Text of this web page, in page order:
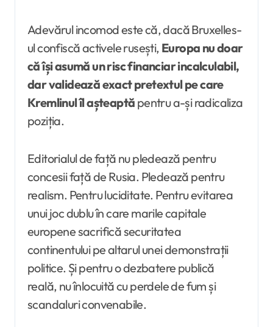
Adevărul incomod este că, dacă Bruxelles-
ul confiscă activele rusești, Europa nu doar
că își asumă un risc financiar incalculabil,
dar validează exact pretextul pe care
Kremlinul îl așteaptă pentru a-și radicaliza
poziția.
Editorialul de față nu pledează pentru
concesii față de Rusia. Pledează pentru
realism. Pentru luciditate. Pentru evitarea
unui joc dublu în care marile capitale
europene sacrifică securitatea
continentului pe altarul unei demonstrații
politice. Și pentru o dezbatere publică
reală, nu înlocuită cu perdele de fum și
scandaluri convenabile.